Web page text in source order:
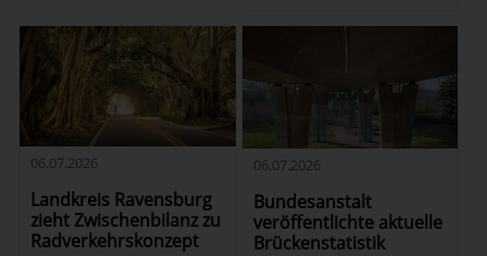
06.07.2026
Landkreis Ravensburg
zieht Zwischenbilanz zu
Radverkehrskonzept
06.07.2026
Bundesanstalt
veröffentlichte aktuelle
Brückenstatistik